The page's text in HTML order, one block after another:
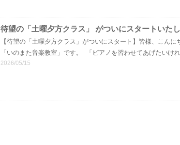
待望の「土曜夕方クラス」 がついにスタートいた
【待望の「土曜夕方クラス」がついにスタート】皆様、こん
「いのまた音楽教室」です。 「ピアノを習わせてあげたいけ
2026/05/15